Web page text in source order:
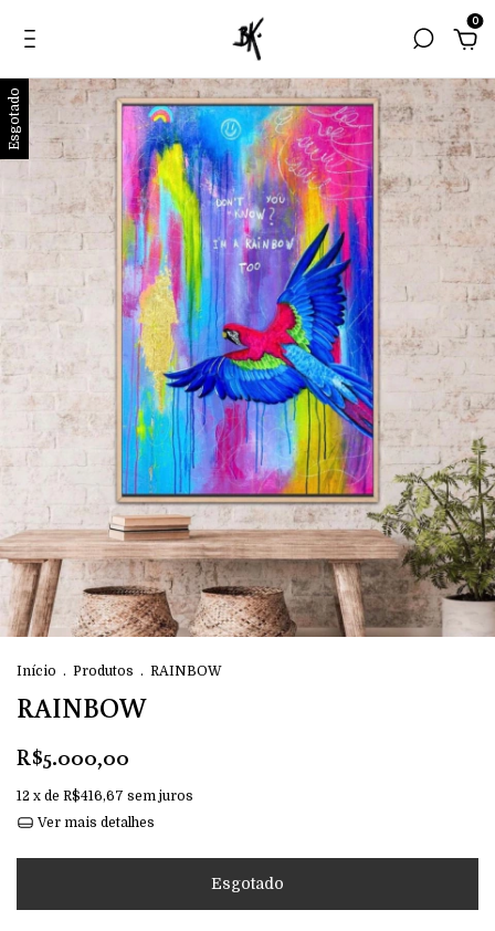
0
Esgotado
Início . Produtos . RAINBOW
RAINBOW
R$5.000,00
12 x de R$416,67 sem juros
Ver mais detalhes